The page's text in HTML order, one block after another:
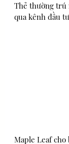
Thẻ thường trú
qua kênh đầu
Maple Leaf